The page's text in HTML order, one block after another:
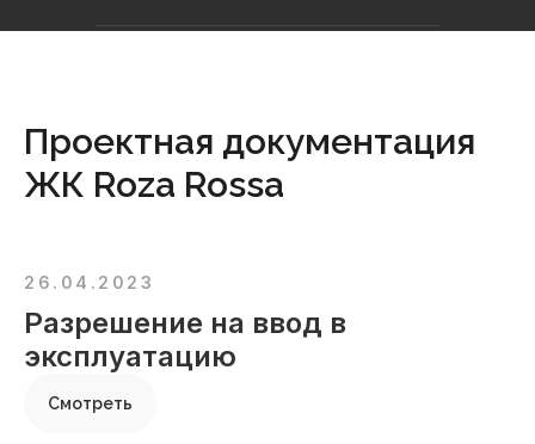
Проектная документация
ЖК Roza Rossa
26.04.2023
Разрешение на ввод в
эксплуатацию
Смотреть